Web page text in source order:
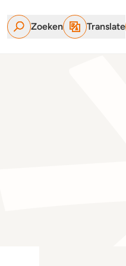
Zoeken Translate